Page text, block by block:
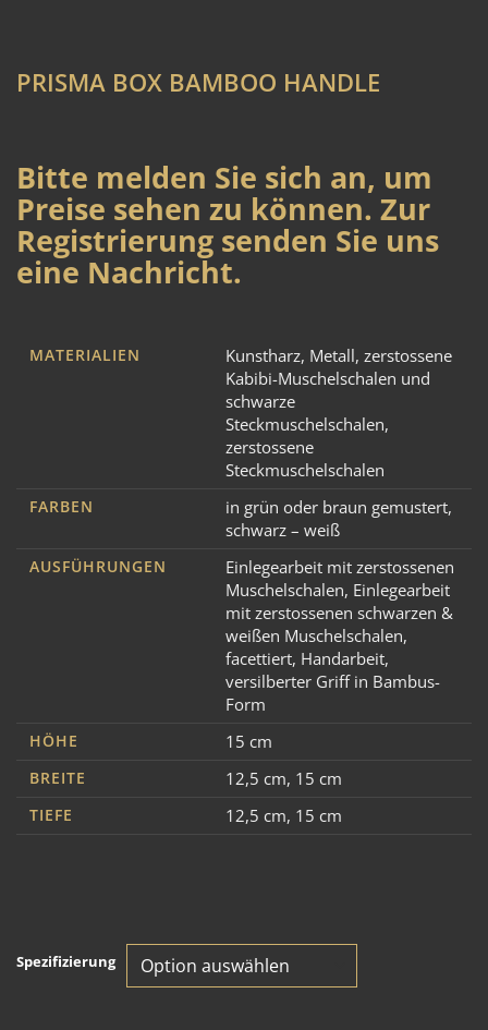
PRISMA BOX BAMBOO HANDLE
Bitte melden Sie sich an, um
Preise sehen zu können. Zur
Registrierung senden Sie uns
eine Nachricht.
MATERIALIEN Kunstharz, Metall, zerstossene
Kabibi-Muschelschalen und
schwarze
Steckmuschelschalen,
zerstossene
Steckmuschelschalen
FARBEN in grün oder braun gemustert,
schwarz – weiß
AUSFÜHRUNGEN
Einlegearbeit mit zerstossenen
Muschelschalen, Einlegearbeit
mit zerstossenen schwarzen &
weißen Muschelschalen,
facettiert, Handarbeit,
versilberter Griff in Bambus-
Form
HÖHE 15 cm
BREITE 12,5 cm, 15 cm
TIEFE 12,5 cm, 15 cm
Spezifizierung